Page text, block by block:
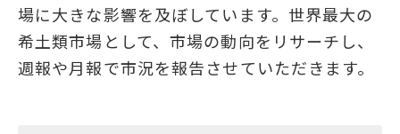
場に大きな影響を及ぼしています。世界最大の
希土類市場として、市場の動向をリサーチし、
週報や月報で市況を報告させていただきます。